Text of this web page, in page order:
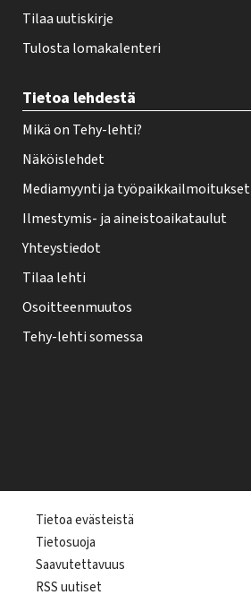
Tilaa uutiskirje
Tulosta lomakalenteri
Tietoa lehdestä
Mikä on Tehy-lehti?
Näköislehdet
Mediamyynti ja työpaikkailmoitukset
Ilmestymis- ja aineistoaikataulut
Yhteystiedot
Tilaa lehti
Osoitteenmuutos
Tehy-lehti somessa
Tietoa evästeistä
Tietosuoja
Saavutettavuus
RSS uutiset